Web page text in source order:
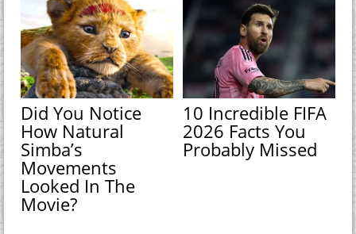
Did You Notice
How Natural
Simba’s
Movements
Looked In The
Movie?
10 Incredible FIFA
2026 Facts You
Probably Missed